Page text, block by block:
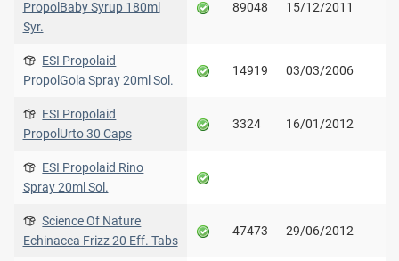
PropolBaby Syrup 180ml
Syr.
89048 15/12/2011
ESI Propolaid
PropolGola Spray 20ml Sol.
14919 03/03/2006
ESI Propolaid
PropolUrto 30 Caps
3324 16/01/2012
ESI Propolaid Rino
Spray 20ml Sol.
Science Of Nature
Echinacea Frizz 20 Eff. Tabs
47473 29/06/2012